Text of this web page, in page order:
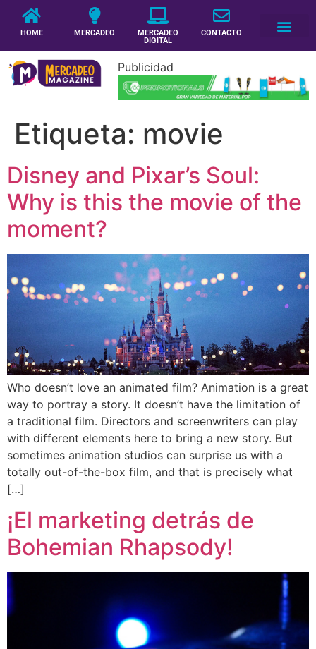
HOME MERCADEO
MERCADEO
DIGITAL
CONTACTO
Publicidad
Etiqueta: movie
Disney and Pixar’s Soul:
Why is this the movie of the
moment?
Who doesn’t love an animated film? Animation is a great
way to portray a story. It doesn’t have the limitation of
a traditional film. Directors and screenwriters can play
with different elements here to bring a new story. But
sometimes animation studios can surprise us with a
totally out-of-the-box film, and that is precisely what
[…]
¡El marketing detrás de
Bohemian Rhapsody!